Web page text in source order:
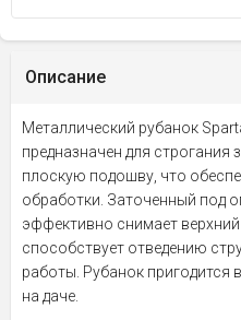
Описание
Металлический рубанок
предназначен для строгания
плоскую подошву, что
обработки. Заточенный под
эффективно снимает
способствует отведению
работы. Рубанок пригодится
на даче.